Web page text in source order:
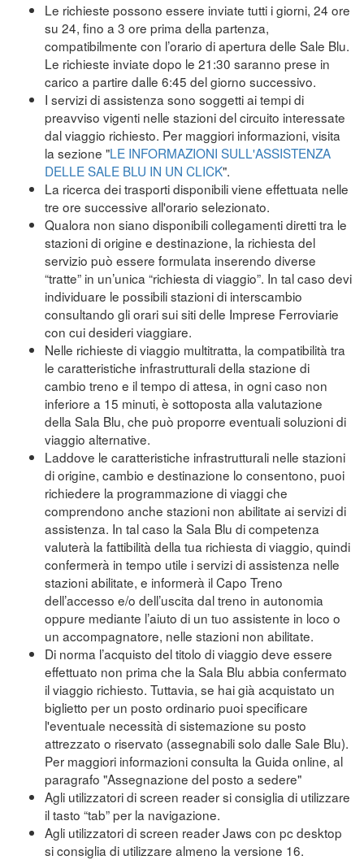
Le richieste possono essere inviate tutti i giorni, 24 ore
su 24, fino a 3 ore prima della partenza,
compatibilmente con l’orario di apertura delle Sale Blu.
Le richieste inviate dopo le 21:30 saranno prese in
carico a partire dalle 6:45 del giorno successivo.
I servizi di assistenza sono soggetti ai tempi di
preavviso vigenti nelle stazioni del circuito interessate
dal viaggio richiesto. Per maggiori informazioni, visita
la sezione "LE INFORMAZIONI SULL'ASSISTENZA
DELLE SALE BLU IN UN CLICK".
La ricerca dei trasporti disponibili viene effettuata nelle
tre ore successive all'orario selezionato.
Qualora non siano disponibili collegamenti diretti tra le
stazioni di origine e destinazione, la richiesta del
servizio può essere formulata inserendo diverse
“tratte” in un’unica “richiesta di viaggio”. In tal caso devi
individuare le possibili stazioni di interscambio
consultando gli orari sui siti delle Imprese Ferroviarie
con cui desideri viaggiare.
Nelle richieste di viaggio multitratta, la compatibilità tra
le caratteristiche infrastrutturali della stazione di
cambio treno e il tempo di attesa, in ogni caso non
inferiore a 15 minuti, è sottoposta alla valutazione
della Sala Blu, che può proporre eventuali soluzioni di
viaggio alternative.
Laddove le caratteristiche infrastrutturali nelle stazioni
di origine, cambio e destinazione lo consentono, puoi
richiedere la programmazione di viaggi che
comprendono anche stazioni non abilitate ai servizi di
assistenza. In tal caso la Sala Blu di competenza
valuterà la fattibilità della tua richiesta di viaggio, quindi
confermerà in tempo utile i servizi di assistenza nelle
stazioni abilitate, e informerà il Capo Treno
dell’accesso e/o dell’uscita dal treno in autonomia
oppure mediante l’aiuto di un tuo assistente in loco o
un accompagnatore, nelle stazioni non abilitate.
Di norma l’acquisto del titolo di viaggio deve essere
effettuato non prima che la Sala Blu abbia confermato
il viaggio richiesto. Tuttavia, se hai già acquistato un
biglietto per un posto ordinario puoi specificare
l'eventuale necessità di sistemazione su posto
attrezzato o riservato (assegnabili solo dalle Sale Blu).
Per maggiori informazioni consulta la Guida online, al
paragrafo "Assegnazione del posto a sedere"
Agli utilizzatori di screen reader si consiglia di utilizzare
il tasto “tab” per la navigazione.
Agli utilizzatori di screen reader Jaws con pc desktop
si consiglia di utilizzare almeno la versione 16.